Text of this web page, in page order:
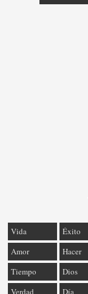
Vida Éxito
Amor
Hacer
Tiempo
Dios
Verdad
Día